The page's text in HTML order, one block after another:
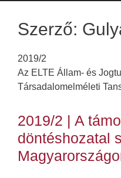
Szerző:
2019/2
Az ELTE Állam- és
Társadalomelméleti
2019/2 | A
döntéshozatal